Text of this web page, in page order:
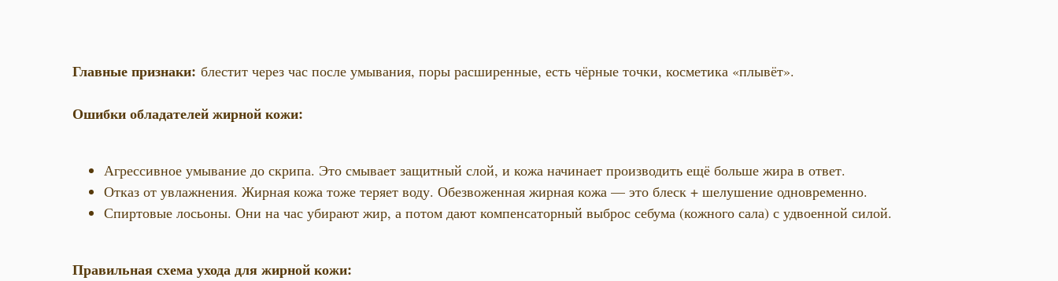
Главные признаки: блестит через час после умывания, поры расширенные, есть чёрные точки, косметика «плывёт».
Ошибки обладателей жирной кожи:
Агрессивное умывание до скрипа. Это смывает защитный слой, и кожа начинает производить ещё больше жира в ответ.
Отказ от увлажнения. Жирная кожа тоже теряет воду. Обезвоженная жирная кожа — это блеск + шелушение одновременно.
Спиртовые лосьоны. Они на час убирают жир, а потом дают компенсаторный выброс себума (кожного сала) с удвоенной силой.
Правильная схема ухода для жирной кожи: